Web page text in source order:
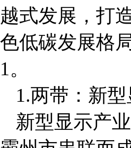
越式发展，打
色低碳发展格
1。
1.两带：新
新型显示产